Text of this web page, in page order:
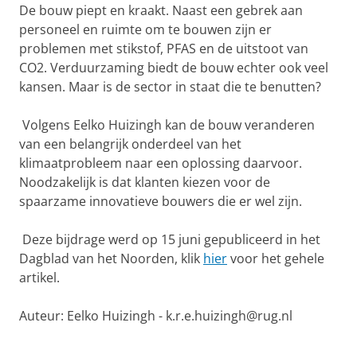
De bouw piept en kraakt. Naast een gebrek aan
personeel en ruimte om te bouwen zijn er
problemen met stikstof, PFAS en de uitstoot van
CO2. Verduurzaming biedt de bouw echter ook veel
kansen. Maar is de sector in staat die te benutten?
Volgens Eelko Huizingh kan de bouw veranderen
van een belangrijk onderdeel van het
klimaatprobleem naar een oplossing daarvoor.
Noodzakelijk is dat klanten kiezen voor de
spaarzame innovatieve bouwers die er wel zijn.
Deze bijdrage werd op 15 juni gepubliceerd in het
Dagblad van het Noorden, klik hiervoor het gehele
artikel.
Auteur: Eelko Huizingh - k.r.e.huizingh@rug.nl